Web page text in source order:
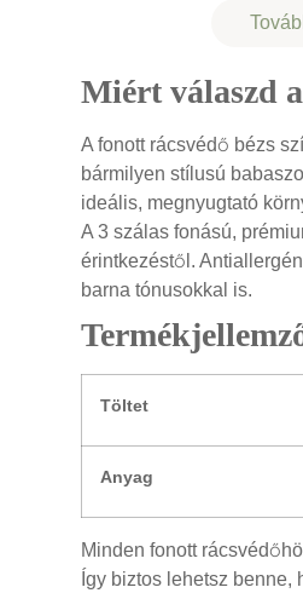
Miért válaszd
A fonott rácsvédő bézs
bármilyen stílusú
ideális, megnyugtató
A 3 szálas fonású,
érintkezéstől.
barna tónusokkal is.
Töltet
Anyag
Minden fonott
Így biztos lehetsz